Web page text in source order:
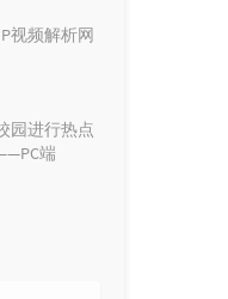
视频解析网
园进行热点
端